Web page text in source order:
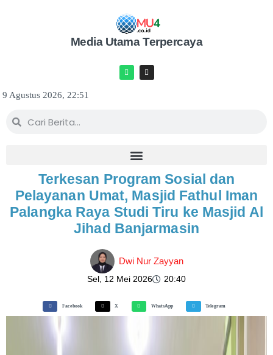
Media Utama Terpercaya
9 Agustus 2026, 22:51
Terkesan Program Sosial dan
Pelayanan Umat, Masjid Fathul Iman
Palangka Raya Studi Tiru ke Masjid Al
Jihad Banjarmasin
Dwi Nur Zayyan
Sel, 12 Mei 2026 20:40
Facebook X WhatsApp Telegram